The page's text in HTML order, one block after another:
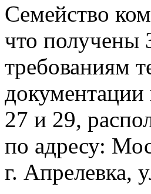
Семейство
что получены
требованиям
27 и 29,
по адресу:
г. Апрелевка,